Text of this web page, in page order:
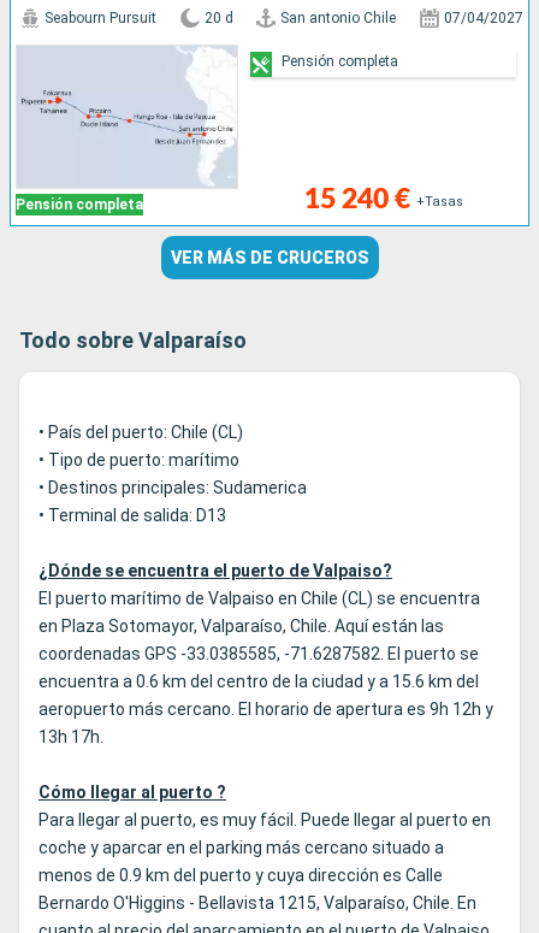
Pensión completa
Seabourn Pursuit 20 d San antonio Chile 07/04/2027
15 240 € +Tasas
Pensión completa
VER MÁS DE CRUCEROS
Todo sobre Valparaíso
• País del puerto: Chile (CL)
• Tipo de puerto: marítimo
• Destinos principales: Sudamerica
• Terminal de salida: D13
¿Dónde se encuentra el puerto de Valpaiso?
El puerto marítimo de Valpaiso en Chile (CL) se encuentra
en Plaza Sotomayor, Valparaíso, Chile. Aquí están las
coordenadas GPS -33.0385585, -71.6287582. El puerto se
encuentra a 0.6 km del centro de la ciudad y a 15.6 km del
aeropuerto más cercano. El horario de apertura es 9h 12h y
13h 17h.
Cómo llegar al puerto ?
Para llegar al puerto, es muy fácil. Puede llegar al puerto en
coche y aparcar en el parking más cercano situado a
menos de 0.9 km del puerto y cuya dirección es Calle
Bernardo O'Higgins - Bellavista 1215, Valparaíso, Chile. En